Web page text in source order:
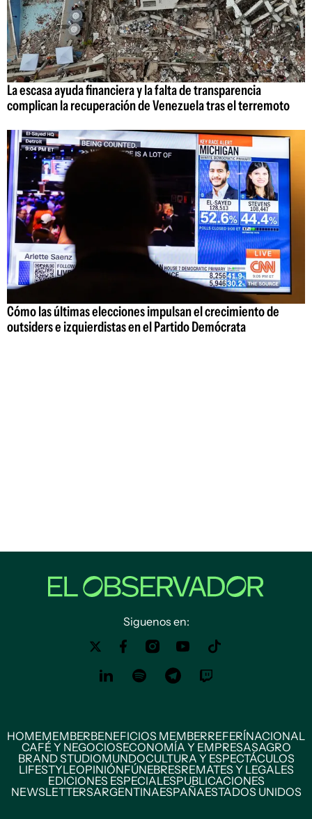
La escasa ayuda financiera y la falta de transparencia
complican la recuperación de Venezuela tras el terremoto
Cómo las últimas elecciones impulsan el crecimiento de
outsiders e izquierdistas en el Partido Demócrata
Siguenos en:
HOMEMEMBERBENEFICIOS MEMBERREFERÍNACIONAL
CAFÉ Y NEGOCIOSECONOMÍA Y EMPRESASAGRO
BRAND STUDIOMUNDOCULTURA Y ESPECTÁCULOS
LIFESTYLEOPINIÓNFÚNEBRESREMATES Y LEGALES
EDICIONES ESPECIALESPUBLICACIONES
NEWSLETTERSARGENTINAESPAÑAESTADOS UNIDOS